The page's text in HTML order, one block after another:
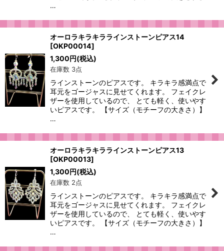
…
オーロラキラキララインストーンピアス14
[OKP00014]
1,300円(税込)
在庫数 3点
ラインストーンのピアスです。 キラキラ感満点で
耳元をゴージャスに見せてくれます。 フェイクレ
ザーを使用しているので、 とても軽く、使いやす
いピアスです。 【サイズ（モチーフの大きさ）】
…
オーロラキラキララインストーンピアス13
[OKP00013]
1,300円(税込)
在庫数 2点
ラインストーンのピアスです。 キラキラ感満点で
耳元をゴージャスに見せてくれます。 フェイクレ
ザーを使用しているので、 とても軽く、使いやす
いピアスです。 【サイズ（モチーフの大きさ）】
…